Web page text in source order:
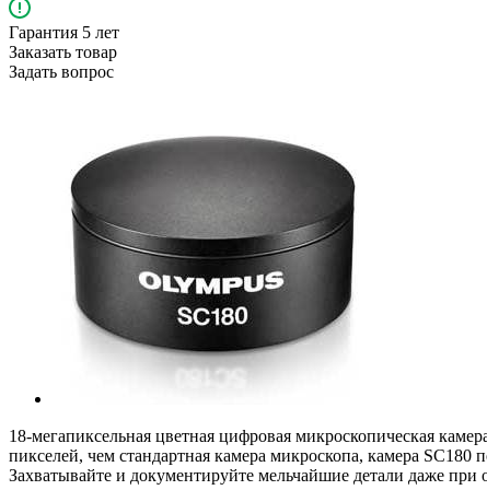
Гарантия 5 лет
Заказать товар
Задать вопрос
18-мегапиксельная цветная цифровая микроскопическая
пикселей, чем стандартная камера микроскопа, камера SC180
Захватывайте и документируйте мельчайшие детали даже при